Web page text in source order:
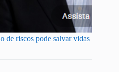
de riscos pode salvar vidas